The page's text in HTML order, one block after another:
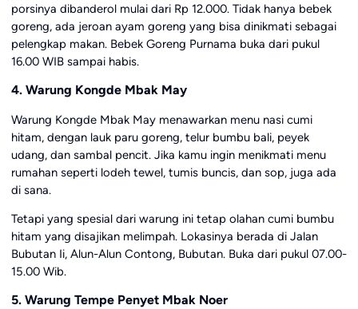
porsinya dibanderol mulai dari Rp 12.000. Tidak hanya bebek
goreng, ada jeroan ayam goreng yang bisa dinikmati sebagai
pelengkap makan. Bebek Goreng Purnama buka dari pukul
16.00 WIB sampai habis.
4. Warung Kongde Mbak May
Warung Kongde Mbak May menawarkan menu nasi cumi
hitam, dengan lauk paru goreng, telur bumbu bali, peyek
udang, dan sambal pencit. Jika kamu ingin menikmati menu
rumahan seperti lodeh tewel, tumis buncis, dan sop, juga ada
di sana.
Tetapi yang spesial dari warung ini tetap olahan cumi bumbu
hitam yang disajikan melimpah. Lokasinya berada di Jalan
Bubutan Ii, Alun-Alun Contong, Bubutan. Buka dari pukul 07.00-
15.00 Wib.
5. Warung Tempe Penyet Mbak Noer